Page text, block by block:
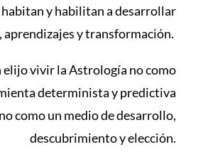
y habilitan a desarrollar
aprendizajes y transformación.
elijo vivir la Astrología no como
determinista y predictiva
como un medio de desarrollo,
descubrimiento y elección.